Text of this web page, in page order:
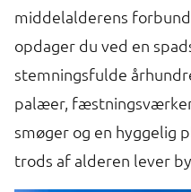
middelalderens
opdager du ved en
stemningsfulde
palæer,
smøger og en hyggelig
trods af alderen lever